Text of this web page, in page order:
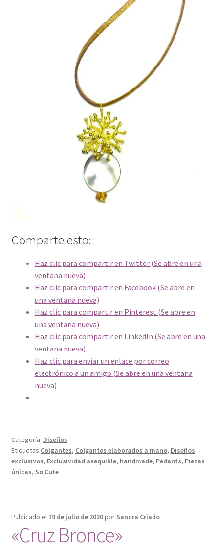
Comparte esto:
Haz clic para compartir en Twitter (Se abre en una
ventana nueva)
Haz clic para compartir en Facebook (Se abre en
una ventana nueva)
Haz clic para compartir en Pinterest (Se abre en
una ventana nueva)
Haz clic para compartir en LinkedIn (Se abre en una
ventana nueva)
Haz clic para enviar un enlace por correo
electrónico a un amigo (Se abre en una ventana
nueva)
Categoría: Diseños
Etiquetas:Colgantes, Colgantes elaborados a mano, Diseños
exclusivos, Exclusividad asequible, handmade, Pedants, Piezas
únicas, So Cute
Publicado el 19 de julio de 2020por Sandra Criado
«Cruz Bronce»